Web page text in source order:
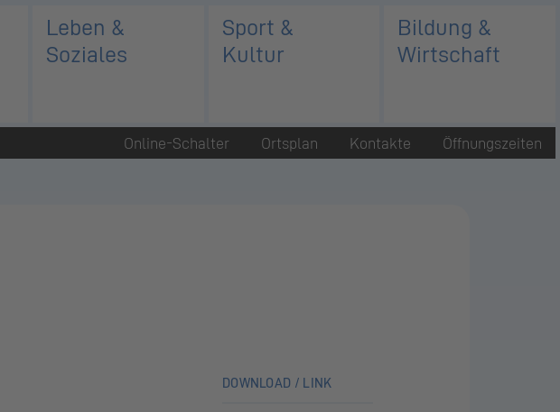
Leben &
Soziales
Sport &
Kultur
Bildung &
Wirtschaft
Online-Schalter Ortsplan Kontakte Öffnungszeiten
DOWNLOAD / LINK